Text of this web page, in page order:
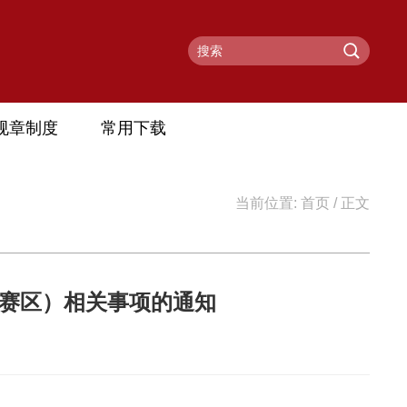
章制度 常用下载
当前位置: 首页 / 正文
区）相关事项的通知